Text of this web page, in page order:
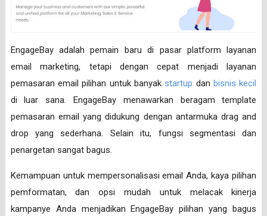
EngageBay adalah pemain baru di pasar platform layanan
email marketing, tetapi dengan cepat menjadi layanan
pemasaran email pilihan untuk banyak startup danbisnis kecil
di luar sana. EngageBay menawarkan beragam template
pemasaran email yang didukung dengan antarmuka drag and
drop yang sederhana. Selain itu, fungsi segmentasi dan
penargetan sangat bagus.
Kemampuan untuk mempersonalisasi email Anda, kaya pilihan
pemformatan, dan opsi mudah untuk melacak kinerja
kampanye Anda menjadikan EngageBay pilihan yang bagus